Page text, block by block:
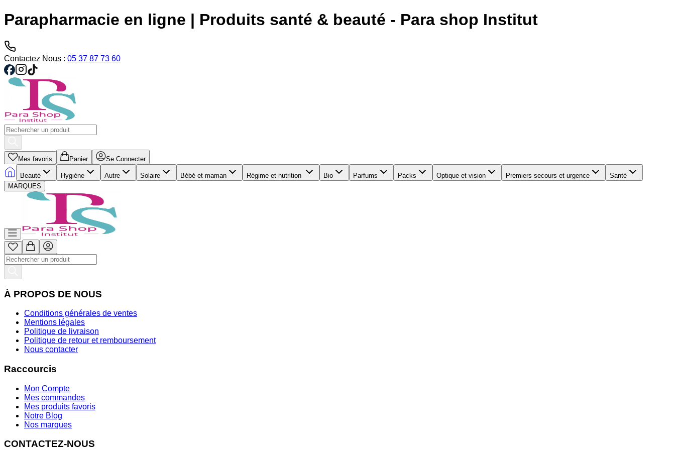
Parapharmacie en ligne | Produits santé & beauté - Para shop Institut
Contactez Nous : 05 37 87 73 60
Mes favoris Panier Se Connecter
Beauté Hygiène Autre Solaire Bébé et maman Régime et nutrition Bio Parfums Packs Optique et vision Premiers secours et urgence
Santé
MARQUES
À PROPOS DE NOUS
Conditions générales de ventes
Mentions légales
Politique de livraison
Politique de retour et remboursement
Nous contacter
Raccourcis
Mon Compte
Mes commandes
Mes produits favoris
Notre Blog
Nos marques
CONTACTEZ-NOUS